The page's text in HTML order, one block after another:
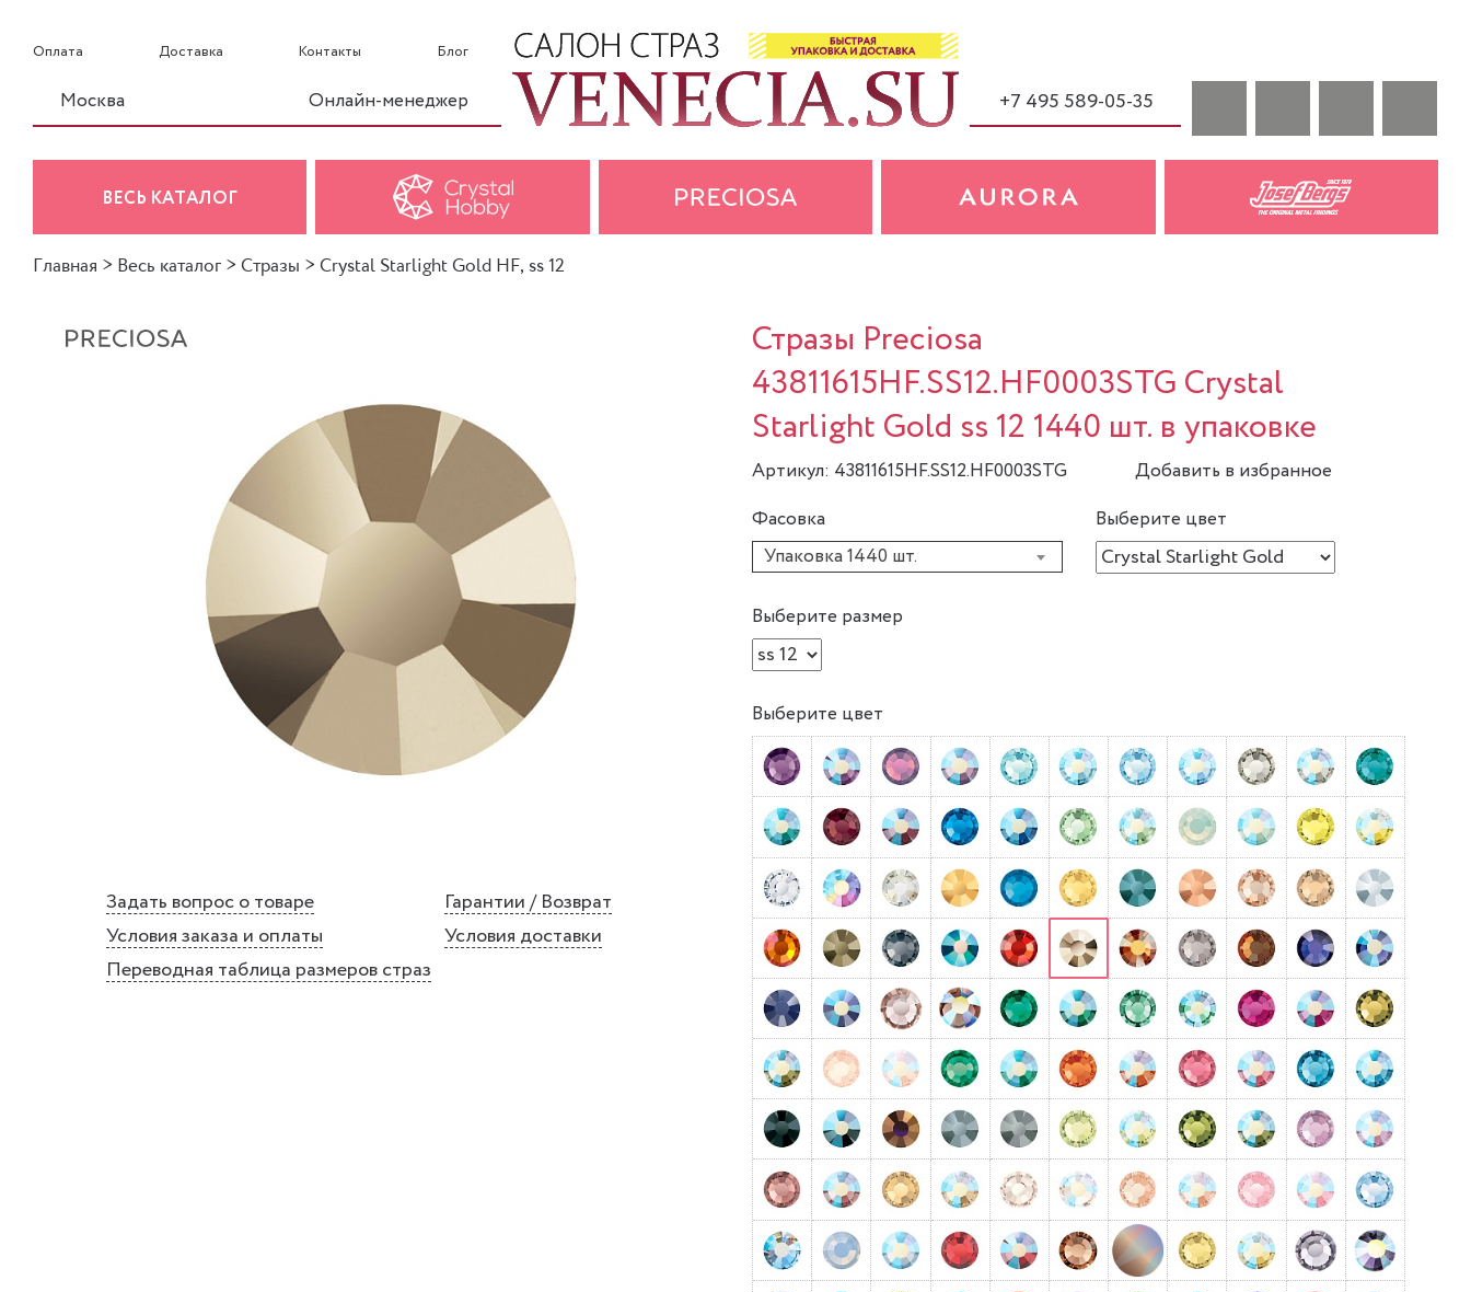
Оплата Доставка Контакты Блог
Москва Онлайн-менеджер +7 495 589-05-35
ВЕСЬ КАТАЛОГ
Главная > Весь каталог > Стразы > Crystal Starlight Gold HF, ss 12
Задать вопрос о товаре
Гарантии / Возврат
Условия заказа и оплаты
Условия доставки
Переводная таблица размеров страз
Стразы Preciosa
43811615HF.SS12.HF0003STG Crystal
Starlight Gold ss 12 1440 шт. в упаковке
Артикул: 43811615HF.SS12.HF0003STG
Добавить в избранное
Фасовка
Упаковка 1440 шт.
Выберите цвет
Выберите размер
Выберите цвет